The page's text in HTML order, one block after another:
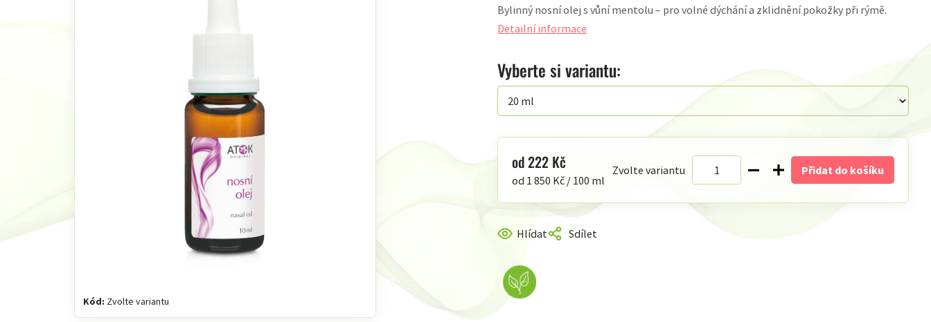
Kód: Zvolte variantu
produktu
je
5
hvězdiček.
Vyberte si variantu:
Bylinný nosní olej s vůní mentolu – pro volné dýchání a zklidnění pokožky při rýmě.
Detailní informace
Hlídat Sdílet
od222 Kč
Měrná
od 1 850 Kč / 100 ml
Zvolte variantu Přidat do košíku